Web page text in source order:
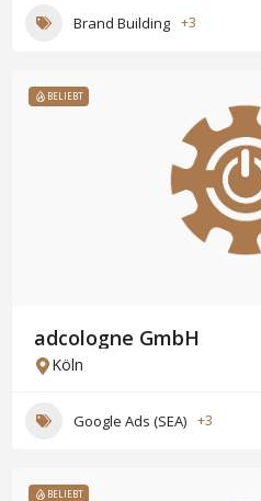
Brand Building +3
BELIEBT
adcologne GmbH
Köln
Google Ads (SEA) +3
BELIEBT